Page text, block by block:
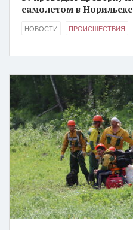
самолетом в Норильске
НОВОСТИ ПРОИСШЕСТВИЯ